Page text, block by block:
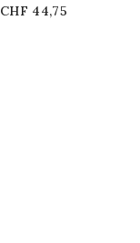
Prix
CHF 44,75